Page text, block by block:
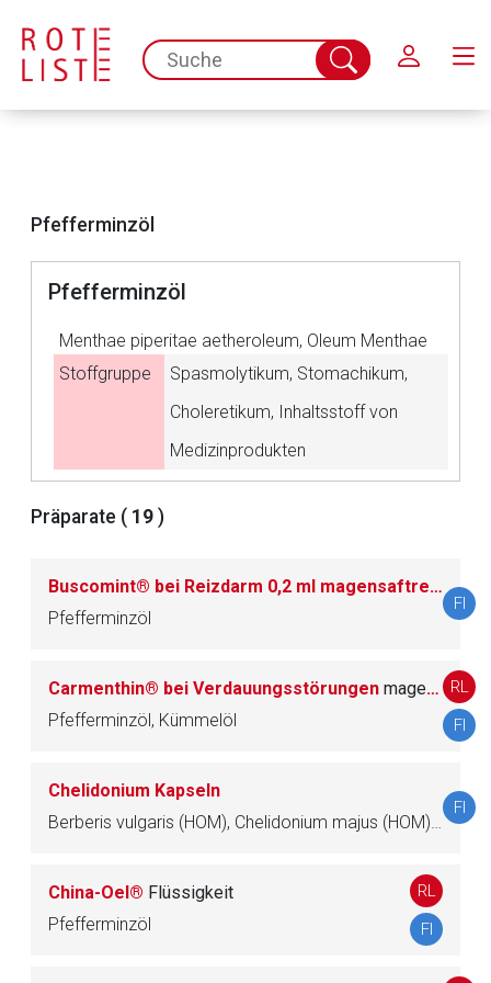
spc.search.input.placeholder
Suche
abschicken
Pfefferminzöl
Pfefferminzöl
Menthae piperitae aetheroleum, Oleum Menthae
Stoffgruppe
Spasmolytikum, Stomachikum,
Choleretikum, Inhaltsstoff von
Medizinprodukten
Präparate ( 19 )
Buscomint® bei Reizdarm 0,2 ml magensaftresistente Weichkapseln
Pfefferminzöl
FI
Carmenthin® bei Verdauungsstörungen magensaftresistente Weichkapsel
Pfefferminzöl, Kümmelöl
RL
FI
Chelidonium Kapseln
Berberis vulgaris (HOM), Chelidonium majus (HOM), Cichorium intybus (HOM), Citrullus colocynthis (HOM), Kümmelöl, Lebertran, Leinöl, nativ, Pfefferminzöl, Rizinusöl, Sternanisöl, Weizenkeimöl
FI
China-Oel® Flüssigkeit
Pfefferminzöl
RL
FI
Aufruf einer externen Seite
Der von Ihnen aufgerufene Link öffnet eine externe Web-
Datenschutzbestimmungen.